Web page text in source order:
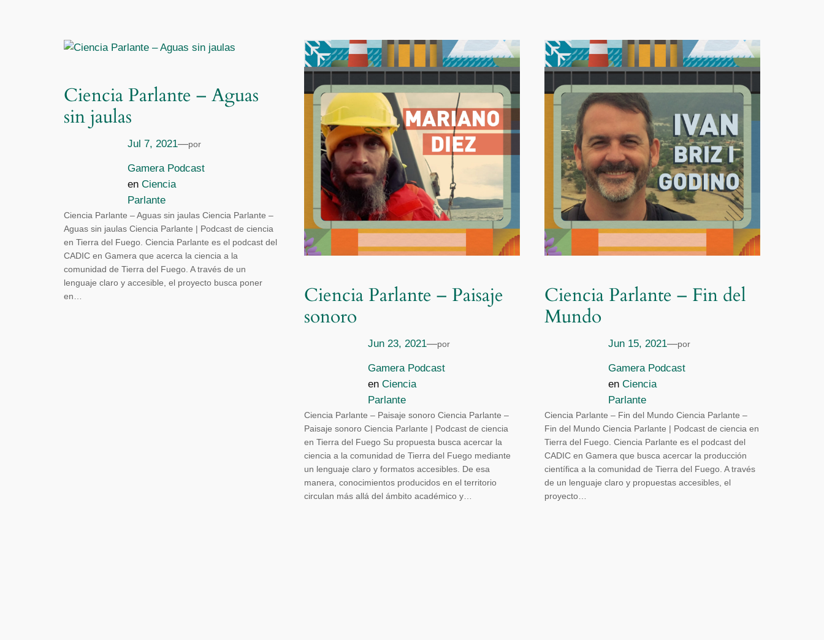
Ciencia Parlante – Aguas
sin jaulas
Jul 7, 2021—por
Gamera Podcast
en Ciencia
Parlante
Ciencia Parlante – Aguas sin jaulas Ciencia Parlante –
Aguas sin jaulas Ciencia Parlante | Podcast de ciencia
en Tierra del Fuego. Ciencia Parlante es el podcast del
CADIC en Gamera que acerca la ciencia a la
comunidad de Tierra del Fuego. A través de un
lenguaje claro y accesible, el proyecto busca poner
en…
Ciencia Parlante – Paisaje
sonoro
Jun 23, 2021—por
Gamera Podcast
en Ciencia
Parlante
Ciencia Parlante – Paisaje sonoro Ciencia Parlante –
Paisaje sonoro Ciencia Parlante | Podcast de ciencia
en Tierra del Fuego Su propuesta busca acercar la
ciencia a la comunidad de Tierra del Fuego mediante
un lenguaje claro y formatos accesibles. De esa
manera, conocimientos producidos en el territorio
circulan más allá del ámbito académico y…
Ciencia Parlante – Fin del
Mundo
Jun 15, 2021—por
Gamera Podcast
en Ciencia
Parlante
Ciencia Parlante – Fin del Mundo Ciencia Parlante –
Fin del Mundo Ciencia Parlante | Podcast de ciencia en
Tierra del Fuego. Ciencia Parlante es el podcast del
CADIC en Gamera que busca acercar la producción
científica a la comunidad de Tierra del Fuego. A través
de un lenguaje claro y propuestas accesibles, el
proyecto…